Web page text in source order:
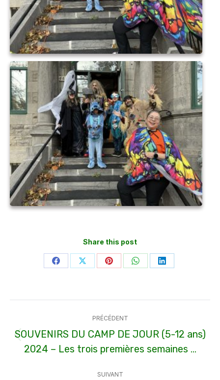
Share this post
PartagerPartagerPartagerPartagerPartager
article
PRÉCÉDENT
Article
précédent
SOUVENIRS DU CAMP DE JOUR (5-12 ans)
2024 – Les trois premières semaines …
SUIVANT